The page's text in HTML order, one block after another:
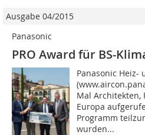
Ausgabe 04/2015
Panasonic
PRO Award für BS-
Panasonic Heiz-
Mal Architekten,
Europa
Programm
wurden...